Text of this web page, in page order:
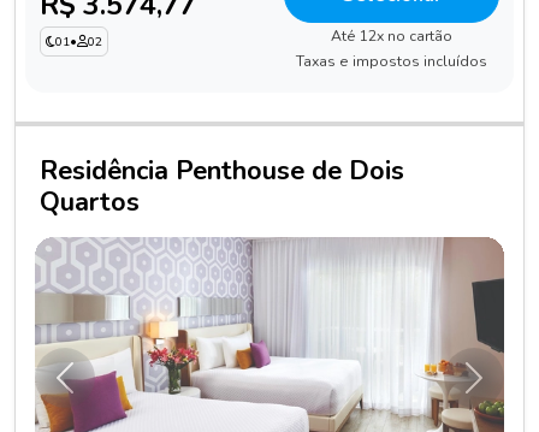
01• 02
Até 12x no cartão
Taxas e impostos incluídos
Residência Penthouse de Dois
Quartos
Anterior